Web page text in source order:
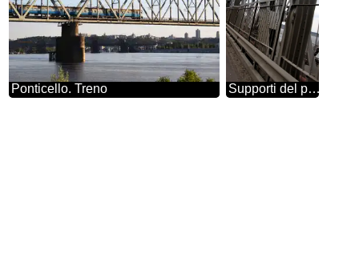
Ponticello. Treno Supporti del ponticello del metallo